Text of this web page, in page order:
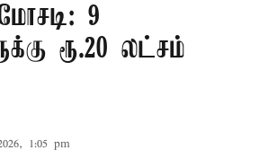
9
ரூ.20 லட்சம்
1:05 pm